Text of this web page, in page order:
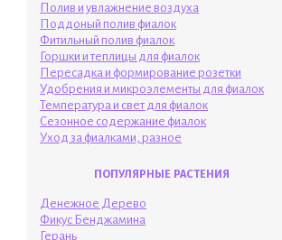
Полив и увлажнение воздуха
Поддоный полив фиалок
Фитильный полив фиалок
Горшки и теплицы для фиалок
Пересадка и формирование розетки
Удобрения и микроэлементы для фиалок
Температура и свет для фиалок
Сезонное содержание фиалок
Уход за фиалками, разное
ПОПУЛЯРНЫЕ РАСТЕНИЯ
Денежное Дерево
Фикус Бенджамина
Герань